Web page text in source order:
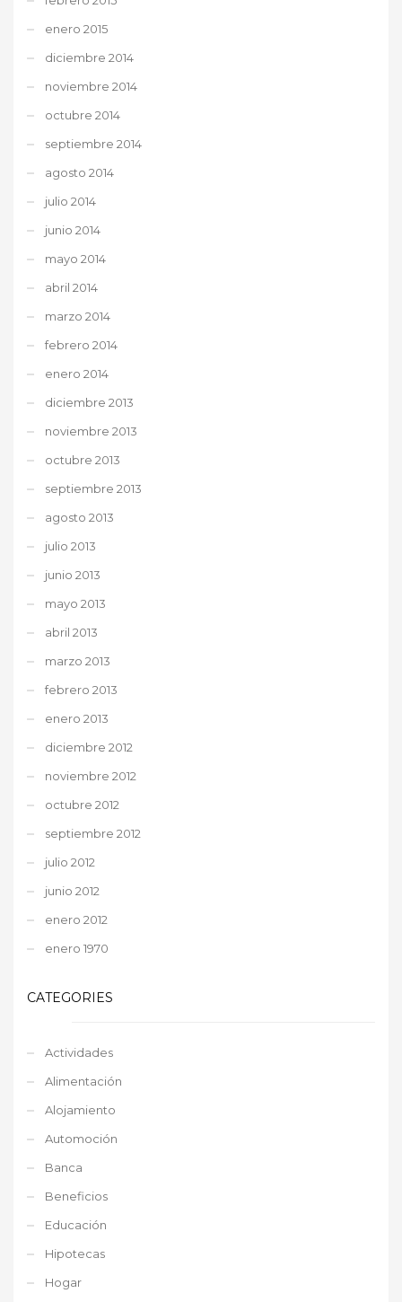
enero 2015
diciembre 2014
noviembre 2014
octubre 2014
septiembre 2014
agosto 2014
julio 2014
junio 2014
mayo 2014
abril 2014
marzo 2014
febrero 2014
enero 2014
diciembre 2013
noviembre 2013
octubre 2013
septiembre 2013
agosto 2013
julio 2013
junio 2013
mayo 2013
abril 2013
marzo 2013
febrero 2013
enero 2013
diciembre 2012
noviembre 2012
octubre 2012
septiembre 2012
julio 2012
junio 2012
enero 2012
enero 1970
CATEGORIES
Actividades
Alimentación
Alojamiento
Automoción
Banca
Beneficios
Educación
Hipotecas
Hogar